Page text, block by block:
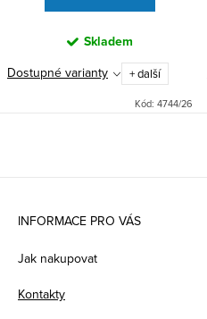
Skladem
Dostupné varianty + další
Kód: 4744/26
INFORMACE PRO VÁS
Jak nakupovat
Kontakty